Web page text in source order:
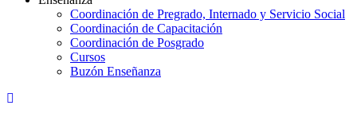
Coordinación de Pregrado, Internado y Servicio Social
Coordinación de Capacitación
Coordinación de Posgrado
Cursos
Buzón Enseñanza